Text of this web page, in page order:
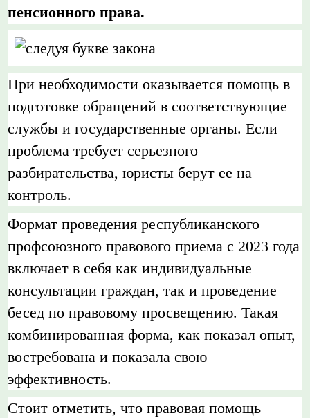
пенсионного права.
При необходимости оказывается помощь в
подготовке обращений в соответствующие
службы и государственные органы. Если
проблема требует серьезного
разбирательства, юристы берут ее на
контроль.
Формат проведения республиканского
профсоюзного правового приема с 2023 года
включает в себя как индивидуальные
консультации граждан, так и проведение
бесед по правовому просвещению. Такая
комбинированная форма, как показал опыт,
востребована и показала свою
эффективность.
Стоит отметить, что правовая помощь